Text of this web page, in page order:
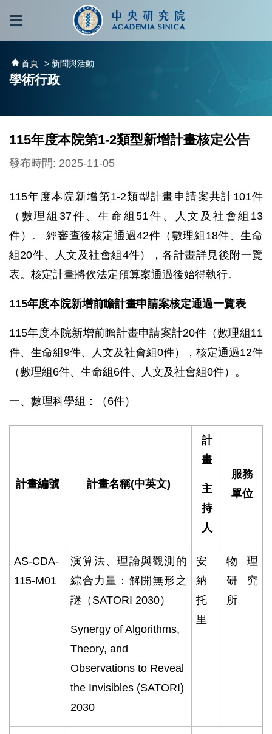
跳到主要內容區塊
首頁 > 新聞與活動
學術行政
115年度本院第1-2類型新增計畫核定公告
發布時間: 2025-11-05
115年度本院新增第1-2類型計畫申請案共計101件
（數理組37件、生命組51件、人文及社會組13
件）。 經審查後核定通過42件（數理組18件、生命
組20件、人文及社會組4件），各計畫詳見後附一覽
表。核定計畫將俟法定預算案通過後始得執行。
115年度本院新增前瞻計畫申請案核定通過一覽表
115年度本院新增前瞻計畫申請案計20件（數理組11
件、生命組9件、人文及社會組0件），核定通過12件
（數理組6件、生命組6件、人文及社會組0件）。
一、數理科學組：（6件）
計畫編號 計畫名稱(中英文)
計
畫
主
持
人
服務
單位
AS-CDA-
115-M01
演算法、理論與觀測的
綜合力量：解開無形之
謎（ SATORI 2030）
Synergy of Algorithms,
Theory, and
Observations to Reveal
the Invisibles (SATORI)
2030
安
納
托
里
物理
研究
所